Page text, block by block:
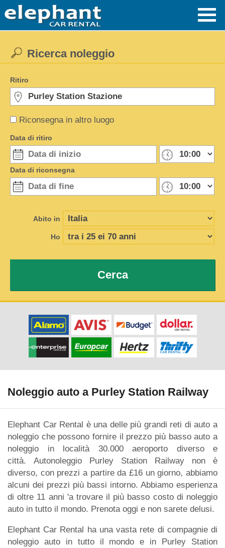
Riconsegna in altro luogo
Ricerca noleggio
Ritiro
Data di ritiro
Data di riconsegna
Abito in
Ho
Cerca
Noleggio auto a Purley Station Railway
Elephant Car Rental è una delle più grandi reti di auto a
noleggio che possono fornire il prezzo più basso auto a
noleggio in località 30.000 aeroporto diverso e
città. Autonoleggio Purley Station Railway non è
diverso, con prezzi a partire da £16 un giorno, abbiamo
alcuni dei prezzi più bassi intorno. Abbiamo esperienza
di oltre 11 anni 'a trovare il più basso costo di noleggio
auto in tutto il mondo. Prenota oggi e non sarete delusi.
Elephant Car Rental ha una vasta rete di compagnie di
noleggio auto in tutto il mondo e in Purley Station